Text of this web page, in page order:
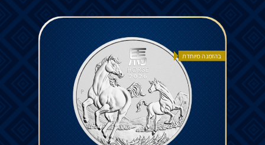
בהזמנה מיוחדת